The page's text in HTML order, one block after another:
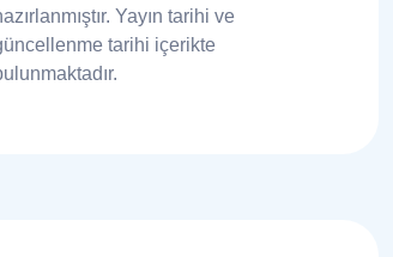
Yayın tarihi ve
tarihi içerikte